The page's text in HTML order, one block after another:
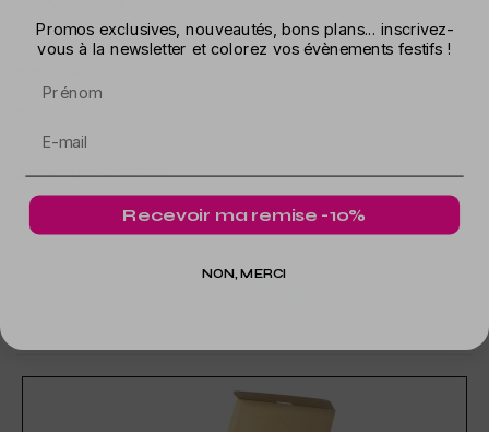
Artikel-Nr. HOL75-RS
In der gleichen Kategorie
Promos exclusives, nouveautés, bons plans... inscrivez-
vous à la newsletter et colorez vos évènements festifs !
Recevoir ma remise -10%
NON, MERCI